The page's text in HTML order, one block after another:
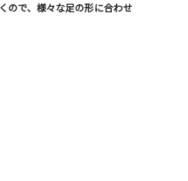
ので、様々な足の形に合わせ